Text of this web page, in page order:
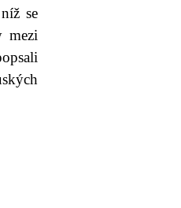
se
mezi